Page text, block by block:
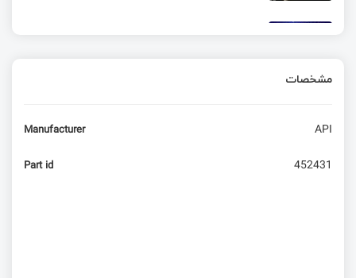
آموزش اتصال ربات تلگرام به آردوینو ESP8266 -
مشخصات
Manufacturer API
Part id 452431